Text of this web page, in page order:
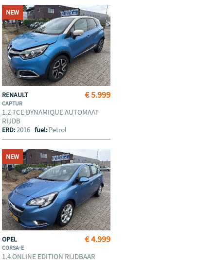
NEW
€ 5.999
RENAULT
CAPTUR
1.2 TCE DYNAMIQUE AUTOMAAT
RIJDB
ERD:2016fuel: Petrol
NEW
€ 4.999
OPEL
CORSA-E
1.4 ONLINE EDITION RIJDBAAR